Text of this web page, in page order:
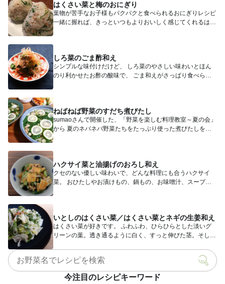
はくさい菜と梅のおにぎり
葉物が苦手なお子様もパクパクと食べられるおにぎりレシピ
一緒に握れば、きっといつもよりおいしく感じてくれるは
ず。梅...
しろ菜のごま酢和え
シンプルな味付けだけど、 しろ菜のやさしい味わいとほん
のり利かせたお酢の酸味で、 ごま和えがさっぱり食べられ
ねばねば野菜のすだち煮びたし
sumaoさんで開催した、「野菜を楽しむ料理教室～夏の会」
から 夏のネバネバ野菜たちをたっぷり使った煮びたしをご
紹介し...
ハクサイ菜と油揚げのおろし和え
クセのない優しい味わいで、どんな料理にも合うハクサイ
菜。 おひたしやお漬けもの、鍋もの、お味噌汁、スープな
ど、ハク...
いとしのはくさい菜／はくさい菜とネギの生姜和え
はくさい菜が好きです。 ふわふわ、ひらひらとした淡いグ
リーンの葉。透き通るように白く、すっと伸びた茎。そし
今注目のレシピキーワード